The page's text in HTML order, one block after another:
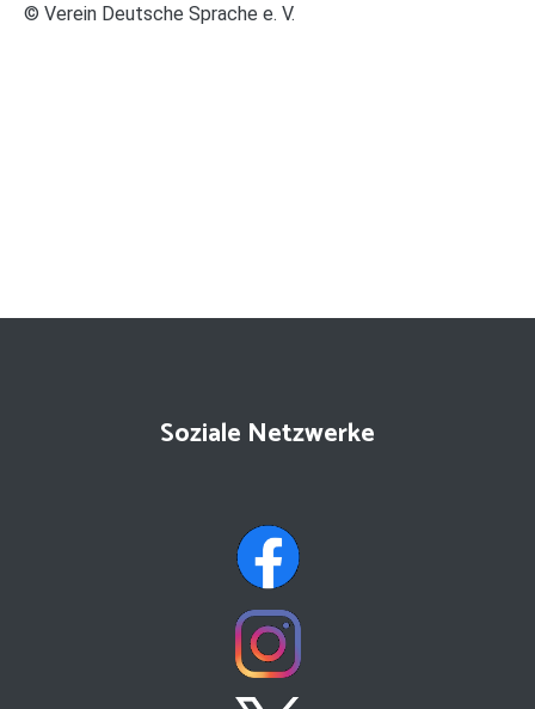
© Verein Deutsche Sprache e. V.
Soziale Netzwerke